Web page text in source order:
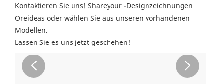
Kontaktieren Sie uns! Shareyour -Designzeichnungen
Oreideas oder wählen Sie aus unseren vorhandenen
Modellen.
Lassen Sie es uns jetzt geschehen!